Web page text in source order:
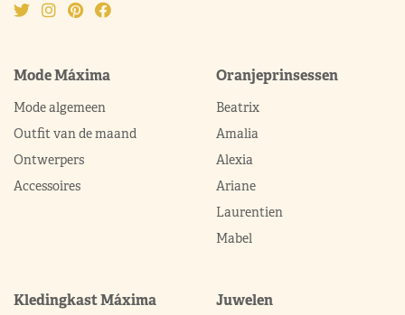
Mode Máxima
Mode algemeen
Outfit van de maand
Ontwerpers
Accessoires
Oranjeprinsessen
Beatrix
Amalia
Alexia
Ariane
Laurentien
Mabel
Kledingkast Máxima Juwelen